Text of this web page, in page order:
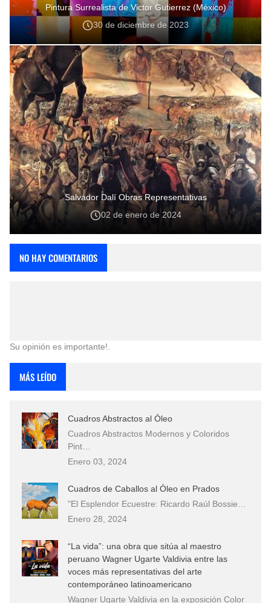
Pintura Surrealista de Victor Gutierrez (México)
30 de diciembre de 2023
Salvador Dalí Obras Representativas
02 de enero de 2024
NO HAY COMENTARIOS
Su opinión es importante!.
MÁS LEÍDO
Cuadros Abstractos al Óleo
Cuadros Abstractos Modernos y Coloridos
Pint…
Enero 03, 2024
Cuadros de Caballos al Óleo en Prados
"El Esplendor Ecuestre: Ricardo Raúl Bossie…
Enero 28, 2024
“La vida”: una obra que sitúa al maestro
peruano Wagner Ugarte Valdivia entre las
voces más representativas del arte
contemporáneo latinoamericano
Wagner Ugarte Valdivia en la exposición Color